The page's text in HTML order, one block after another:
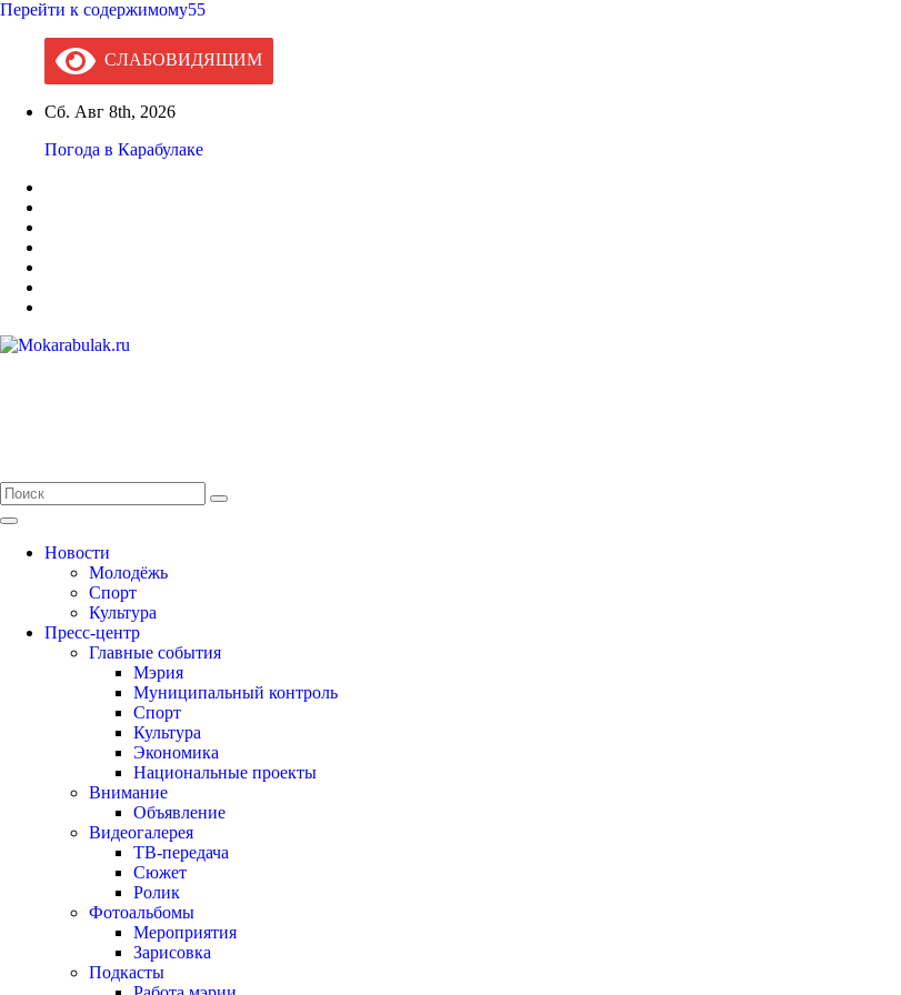
Перейти к содержимому55
СЛАБОВИДЯЩИМ
Сб. Авг 8th, 2026
Погода в Карабулаке
Новости
Молодёжь
Спорт
Культура
Пресс-центр
Главные события
Мэрия
Муниципальный контроль
Спорт
Культура
Экономика
Национальные проекты
Внимание
Объявление
Видеогалерея
ТВ-передача
Сюжет
Ролик
Фотоальбомы
Мероприятия
Зарисовка
Подкасты